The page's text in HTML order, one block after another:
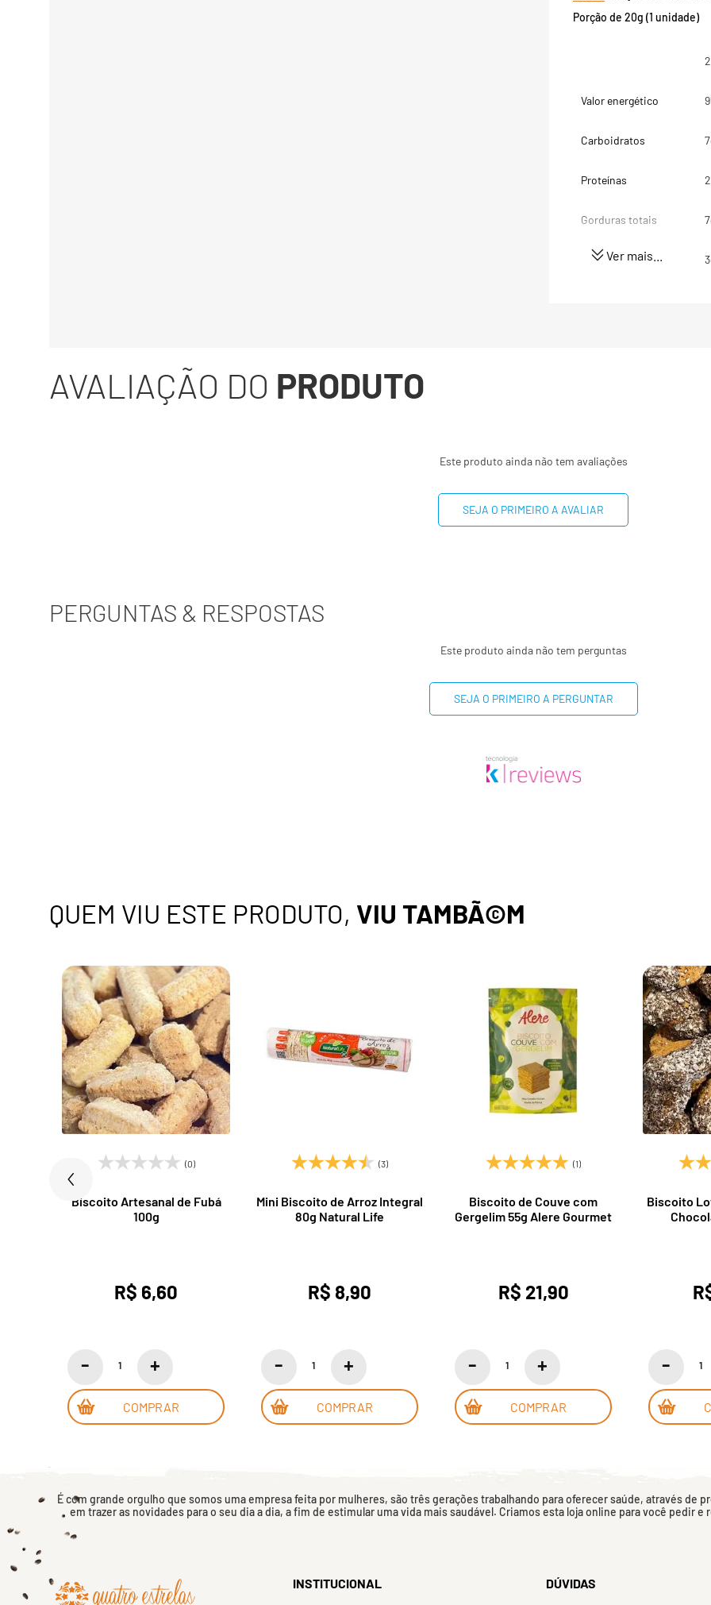
Porção de 20g (1 unidade)
Valor energético
Carboidratos
Proteínas
Gorduras totais
Gorduras Saturadas
-
8400 kj. Seus valores
dependendo de suas
Ver mais...
AVALIAÇÃO DO PRODUTO
Este produto ainda não tem avaliações
SEJA O PRIMEIRO A AVALIAR
PERGUNTAS & RESPOSTAS
Este produto ainda não tem perguntas
SEJA O PRIMEIRO A PERGUNTAR
QUEM VIU ESTE PRODUTO, VIU TAMBÃ©M
(0)
Biscoito Artesanal de Fubá
100g
R$ 6,60
COMPRAR
(3)
Mini Biscoito de Arroz Integral
80g Natural Life
R$ 8,90
COMPRAR
(1)
Biscoito de Couve com
Gergelim 55g Alere Gourmet
R$ 21,90
COMPRAR
Biscoito
É com grande orgulho que somos uma empresa feita por mulheres, são três gerações trabalhando para oferecer saúde, através de
em trazer as novidades para o seu dia a dia, a fim de estimular uma vida mais saudável. Criamos esta loja online para você pedir
INSTITUCIONAL DÚVIDAS